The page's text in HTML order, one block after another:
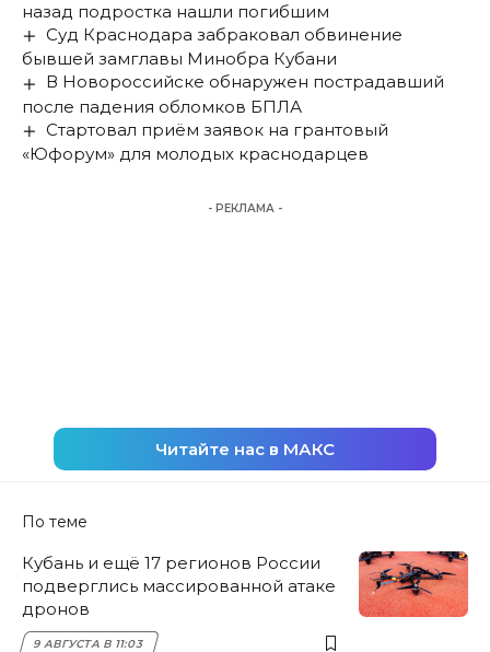
назад подростка нашли погибшим
Суд Краснодара забраковал обвинение
бывшей замглавы Минобра Кубани
В Новороссийске обнаружен пострадавший
после падения обломков БПЛА
Стартовал приём заявок на грантовый
«Юфорум» для молодых краснодарцев
- РЕКЛАМА -
Читайте нас в МАКС
По теме
Кубань и ещё 17 регионов России
подверглись массированной атаке
дронов
9 АВГУСТА В 11:03